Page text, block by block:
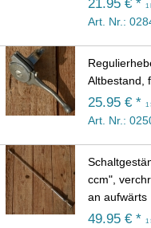
21.95 € * 1
Art. Nr.:
Altbestand,
25.95 € * 1
Art. Nr.:
ccm",
an aufwärts
49.95 € * 1